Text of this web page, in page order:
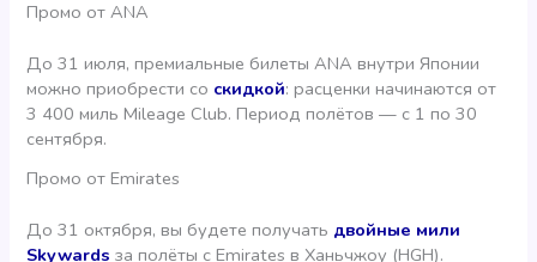
Промо от ANA
До 31 июля, премиальные билеты ANA внутри Японии
можно приобрести со скидкой: расценки начинаются от
3 400 миль Mileage Club. Период полётов — с 1 по 30
сентября.
Промо от Emirates
До 31 октября, вы будете получать двойные мили
Skywards за полёты с Emirates в Ханьчжоу (HGH).